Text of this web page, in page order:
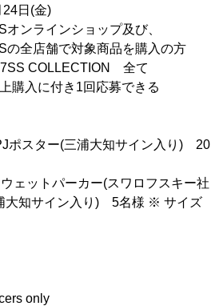
日(金)
ラインショップ及び、
舗で対象商品を購入の方
COLLECTION 全て
購入に付き1回応募できる
ポスター(三浦大知サイン入り) 20
ェットパーカー(スワロフスキー社
大知サイン入り) 5名様 ※ サイズ
only